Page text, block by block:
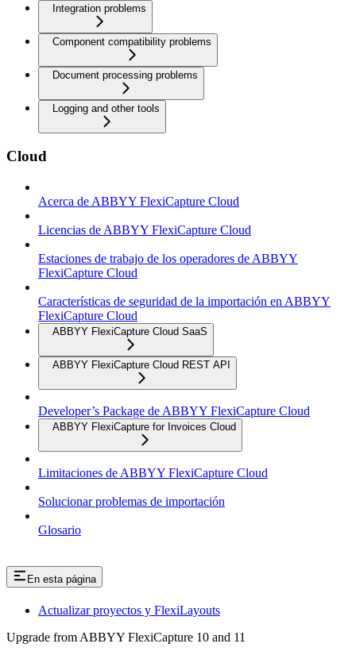
Integration problems
Component compatibility problems
Document processing problems
Logging and other tools
Cloud
Acerca de ABBYY FlexiCapture Cloud
Licencias de ABBYY FlexiCapture Cloud
Estaciones de trabajo de los operadores de ABBYY
FlexiCapture Cloud
Características de seguridad de la importación en ABBYY
FlexiCapture Cloud
ABBYY FlexiCapture Cloud SaaS
ABBYY FlexiCapture Cloud REST API
Developer’s Package de ABBYY FlexiCapture Cloud
ABBYY FlexiCapture for Invoices Cloud
Limitaciones de ABBYY FlexiCapture Cloud
Solucionar problemas de importación
Glosario
En esta página
Actualizar proyectos y FlexiLayouts
Upgrade from ABBYY FlexiCapture 10 and 11